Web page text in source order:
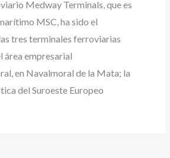
Medway Terminals, que es
MSC, ha sido el
tres terminales ferroviarias
área empresarial
en Navalmoral de la Mata; la
del Suroeste Europeo